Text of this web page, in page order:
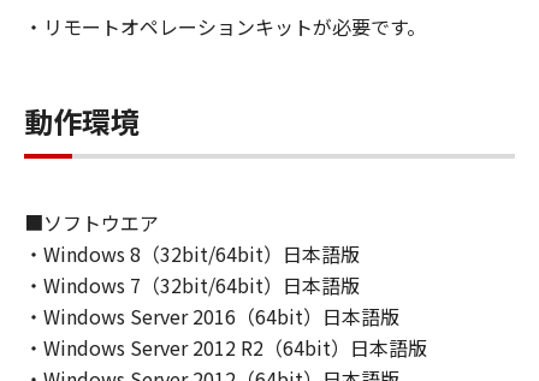
ます。）することができます。
で1部複製することができます。
(3)本契約書に明示的に定める場合を除き、キヤ
ず、本契約書によってお客様に譲渡あるいは許
諾されるものではありません。
２．制限
(1)お客様は、再使用許諾、譲渡、販売、頒布、
・リモートオペレーションキットが必要です。
動作環境
■ソフトウエア
・Windows 8（32bit/64bit）日本語版
・Windows 7（32bit/64bit）日本語版
・Windows Server 2016（64bit）日本語版
・Windows Server 2012 R2（64bit）日本語版